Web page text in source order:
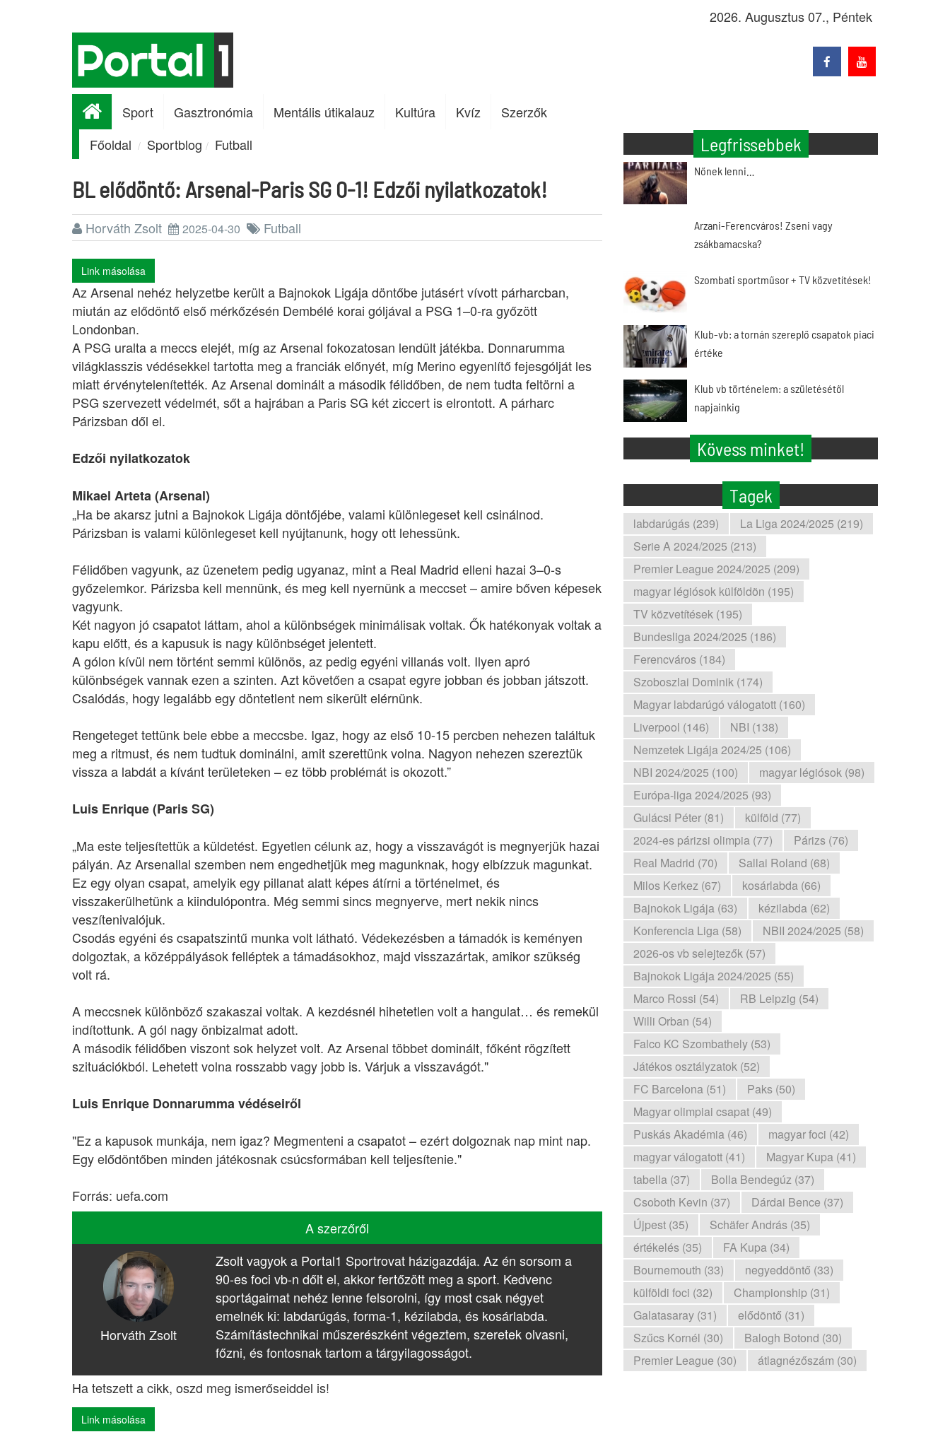
2026. Augusztus 07., Péntek
Sport Gasztronómia Mentális útikalauz Kultúra Kvíz
Szerzők
Főoldal
Sportblog Futball
BL elődöntő: Arsenal-Paris SG 0-1! Edzői nyilatkozatok!
Horváth Zsolt 2025-04-30 Futball
Link másolása
Az Arsenal nehéz helyzetbe került a Bajnokok Ligája döntőbe jutásért vívott párharcban,
miután az elődöntő első mérkőzésén Dembélé korai góljával a PSG 1–0-ra győzött
Londonban.
A PSG uralta a meccs elejét, míg az Arsenal fokozatosan lendült játékba. Donnarumma
világklasszis védésekkel tartotta meg a franciák előnyét, míg Merino egyenlítő fejesgólját les
miatt érvénytelenítették. Az Arsenal dominált a második félidőben, de nem tudta feltörni a
PSG szervezett védelmét, sőt a hajrában a Paris SG két ziccert is elrontott. A párharc
Párizsban dől el.
Edzői nyilatkozatok
Mikael Arteta (Arsenal)
„Ha be akarsz jutni a Bajnokok Ligája döntőjébe, valami különlegeset kell csinálnod.
Párizsban is valami különlegeset kell nyújtanunk, hogy ott lehessünk.
Félidőben vagyunk, az üzenetem pedig ugyanaz, mint a Real Madrid elleni hazai 3–0-s
győzelemkor. Párizsba kell mennünk, és meg kell nyernünk a meccset – amire bőven képesek
vagyunk.
Két nagyon jó csapatot láttam, ahol a különbségek minimálisak voltak. Ők hatékonyak voltak a
kapu előtt, és a kapusuk is nagy különbséget jelentett.
A gólon kívül nem történt semmi különös, az pedig egyéni villanás volt. Ilyen apró
különbségek vannak ezen a szinten. Azt követően a csapat egyre jobban és jobban játszott.
Csalódás, hogy legalább egy döntetlent nem sikerült elérnünk.
Rengeteget tettünk bele ebbe a meccsbe. Igaz, hogy az első 10-15 percben nehezen találtuk
meg a ritmust, és nem tudtuk dominálni, amit szerettünk volna. Nagyon nehezen szereztük
vissza a labdát a kívánt területeken – ez több problémát is okozott.”
Luis Enrique (Paris SG)
„Ma este teljesítettük a küldetést. Egyetlen célunk az, hogy a visszavágót is megnyerjük hazai
pályán. Az Arsenallal szemben nem engedhetjük meg magunknak, hogy elbízzuk magunkat.
Ez egy olyan csapat, amelyik egy pillanat alatt képes átírni a történelmet, és
visszakerülhetünk a kiindulópontra. Még semmi sincs megnyerve, mert nekik nincs
veszítenivalójuk.
Csodás egyéni és csapatszintű munka volt látható. Védekezésben a támadók is keményen
dolgoztak, a középpályások felléptek a támadásokhoz, majd visszazártak, amikor szükség
volt rá.
A meccsnek különböző szakaszai voltak. A kezdésnél hihetetlen volt a hangulat… és remekül
indítottunk. A gól nagy önbizalmat adott.
A második félidőben viszont sok helyzet volt. Az Arsenal többet dominált, főként rögzített
szituációkból. Lehetett volna rosszabb vagy jobb is. Várjuk a visszavágót."
Luis Enrique Donnarumma védéseiről
"Ez a kapusok munkája, nem igaz? Megmenteni a csapatot – ezért dolgoznak nap mint nap.
Egy elődöntőben minden játékosnak csúcsformában kell teljesítenie."
Forrás: uefa.com
A szerzőről
Horváth Zsolt
Zsolt vagyok a Portal1 Sportrovat házigazdája. Az én sorsom a
90-es foci vb-n dőlt el, akkor fertőzött meg a sport. Kedvenc
sportágaimat nehéz lenne felsorolni, így most csak négyet
emelnék ki: labdarúgás, forma-1, kézilabda, és kosárlabda.
Számítástechnikai műszerészként végeztem, szeretek olvasni,
főzni, és fontosnak tartom a tárgyilagosságot.
Ha tetszett a cikk, oszd meg ismerőseiddel is!
Link másolása
Legfrissebbek
Nőnek lenni…
Arzani-Ferencváros! Zseni vagy
zsákbamacska?
Szombati sportműsor + TV közvetítések!
Klub-vb: a tornán szereplő csapatok piaci
értéke
Klub vb történelem: a születésétől
napjainkig
Kövess minket!
Tagek
labdarúgás (239)
La Liga 2024/2025 (219)
Serie A 2024/2025 (213)
Premier League 2024/2025 (209)
magyar légiósok külföldön (195)
TV közvetítések (195)
Bundesliga 2024/2025 (186)
Ferencváros (184)
Szoboszlai Dominik (174)
Magyar labdarúgó válogatott (160)
Liverpool (146)
NBI (138)
Nemzetek Ligája 2024/25 (106)
NBI 2024/2025 (100)
magyar légiósok (98)
Európa-liga 2024/2025 (93)
Gulácsi Péter (81)
külföld (77)
2024-es párizsi olimpia (77)
Párizs (76)
Real Madrid (70)
Sallai Roland (68)
Milos Kerkez (67)
kosárlabda (66)
Bajnokok Ligája (63)
kézilabda (62)
Konferencia Liga (58)
NBII 2024/2025 (58)
2026-os vb selejtezők (57)
Bajnokok Ligája 2024/2025 (55)
Marco Rossi (54)
RB Leipzig (54)
Willi Orban (54)
Falco KC Szombathely (53)
Játékos osztályzatok (52)
FC Barcelona (51)
Paks (50)
Magyar olimpiai csapat (49)
Puskás Akadémia (46)
magyar foci (42)
magyar válogatott (41)
Magyar Kupa (41)
tabella (37)
Bolla Bendegúz (37)
Csoboth Kevin (37)
Dárdai Bence (37)
Újpest (35)
Schäfer András (35)
értékelés (35)
FA Kupa (34)
Bournemouth (33)
negyeddöntő (33)
külföldi foci (32)
Championship (31)
Galatasaray (31)
elődöntő (31)
Szűcs Kornél (30)
Balogh Botond (30)
Premier League (30)
átlagnézőszám (30)